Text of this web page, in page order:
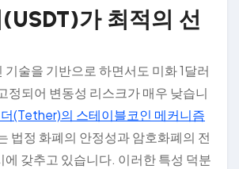
(USDT)가 최적의 선
술을 기반으로 하면서도 미화 1달러
정되어 변동성 리스크가 매우 낮습니
(Tether)의 스테이블코인 메커니즘
법정 화폐의 안정성과 암호화폐의 전
에 갖추고 있습니다. 이러한 특성 덕분